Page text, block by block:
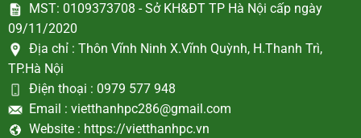
MST: 0109373708 - Sở KH&ĐT TP Hà Nội cấp ngày
09/11/2020
Địa chỉ : Thôn Vĩnh Ninh X.Vĩnh Quỳnh, H.Thanh Trì,
TP.Hà Nội
Điện thoại : 0979 577 948
Email : vietthanhpc286@gmail.com
Website : https://vietthanhpc.vn